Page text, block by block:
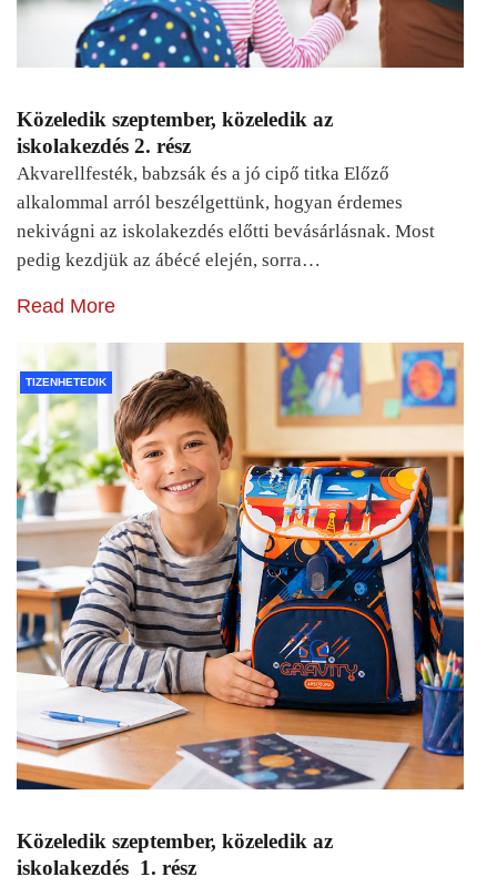
Közeledik szeptember, közeledik az
iskolakezdés 2. rész
Akvarellfesték, babzsák és a jó cipő titka Előző
alkalommal arról beszélgettünk, hogyan érdemes
nekivágni az iskolakezdés előtti bevásárlásnak. Most
pedig kezdjük az ábécé elején, sorra…
Read More
TIZENHETEDIK
Közeledik szeptember, közeledik az
iskolakezdés 1. rész